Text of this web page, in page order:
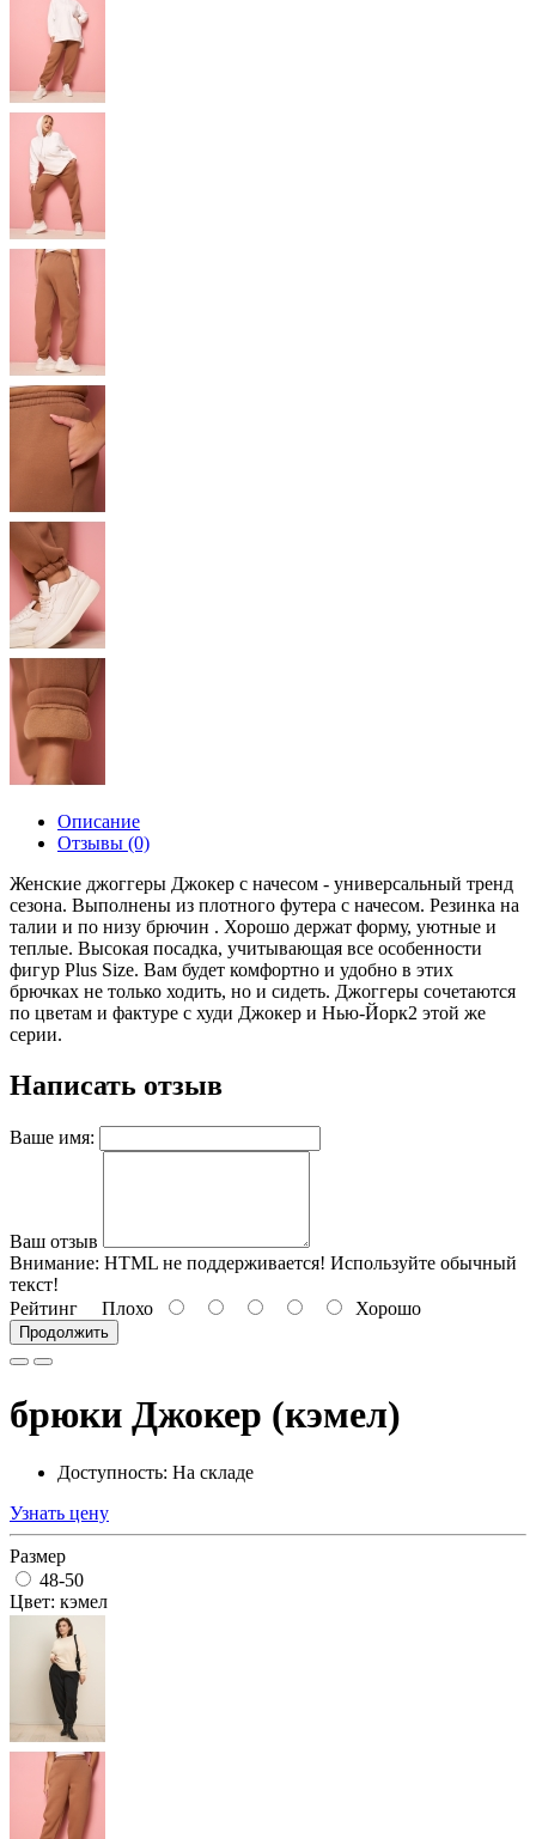
Описание
Отзывы (0)
Женские джоггеры Джокер с начесом - универсальный тренд
сезона. Выполнены из плотного футера с начесом. Резинка на
талии и по низу брючин . Хорошо держат форму, уютные и
теплые. Высокая посадка, учитывающая все особенности
фигур Plus Size. Вам будет комфортно и удобно в этих
брючках не только ходить, но и сидеть. Джоггеры сочетаются
по цветам и фактуре с худи Джокер и Нью-Йорк2 этой же
серии.
Написать отзыв
Ваше имя:
Ваш отзыв
Внимание: HTML не поддерживается! Используйте обычный
текст!
Рейтинг Плохо Хорошо
Продолжить
брюки Джокер (кэмел)
Доступность: На складе
Узнать цену
Размер
48-50
Цвет: кэмел